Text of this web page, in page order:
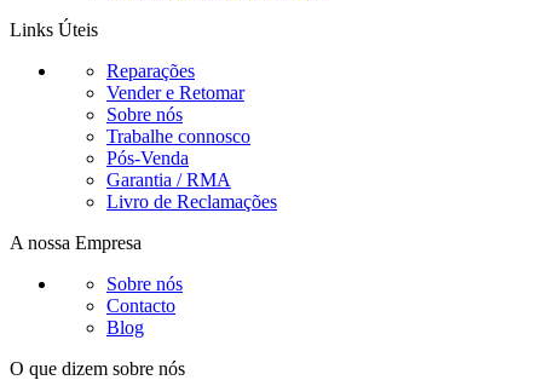
Links Úteis
Reparações
Vender e Retomar
Sobre nós
Trabalhe connosco
Pós-Venda
Garantia / RMA
Livro de Reclamações
A nossa Empresa
Sobre nós
Contacto
Blog
O que dizem sobre nós